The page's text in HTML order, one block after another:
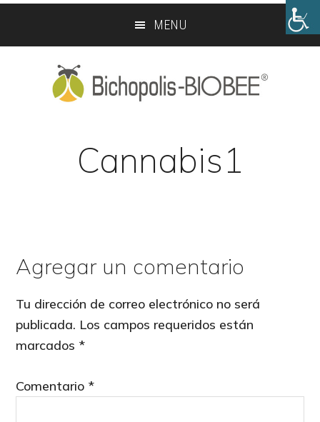
MENU
Cannabis1
Reader
Interactions
Agregar un comentario
Tu dirección de correo electrónico no será
publicada. Los campos requeridos están
marcados *
Comentario *